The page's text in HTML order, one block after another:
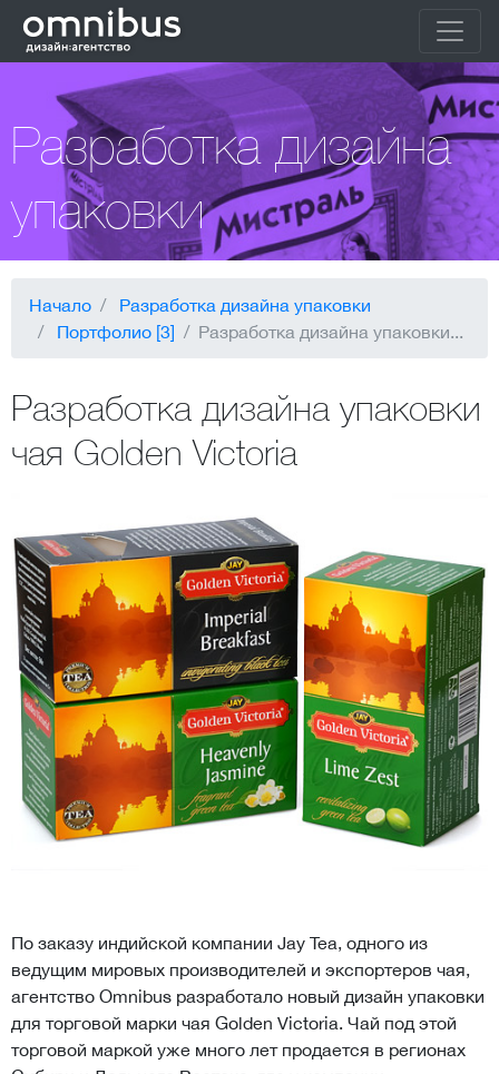
Разработка дизайна
упаковки
Начало
Разработка дизайна упаковки
Портфолио [3]
Разработка дизайна упаковки...
Разработка дизайна упаковки
чая Golden Victoria
По заказу индийской компании Jay Tea, одного из
ведущим мировых производителей и экспортеров чая,
агентство Omnibus разработало новый дизайн упаковки
для торговой марки чая Golden Victoria. Чай под этой
торговой маркой уже много лет продается в регионах